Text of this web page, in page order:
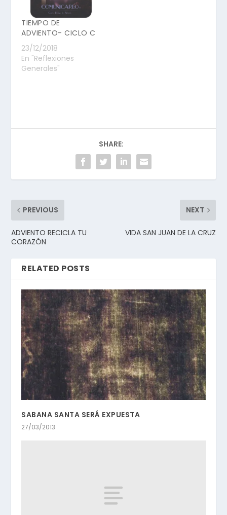
TIEMPO DE
ADVIENTO- CICLO C
23/12/2018
En "Reflexiones
Generales"
SHARE:
PREVIOUS
ADVIENTO RECICLA TU
CORAZÓN
NEXT
VIDA SAN JUAN DE LA CRUZ
RELATED POSTS
SABANA SANTA SERÁ EXPUESTA
27/03/2013